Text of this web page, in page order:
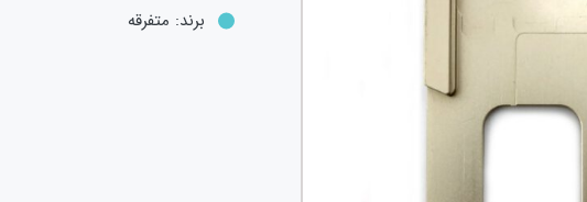
برند: متفرقه